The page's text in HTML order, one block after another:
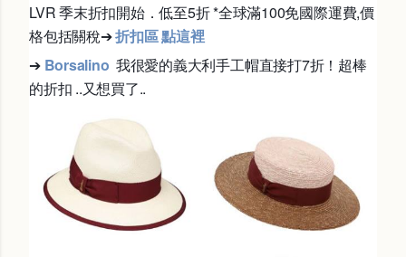
LVR 季末折扣開始．低至5折 *全球滿100免國際運費,價
格包括關稅➔折扣區 點這裡
➔ Borsalino 我很愛的義大利手工帽直接打7折！超棒
的折扣 ..又想買了..